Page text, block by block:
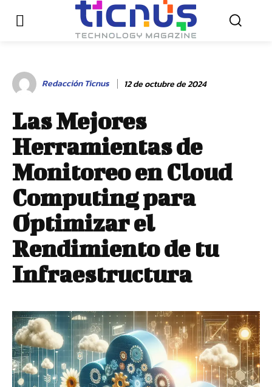
Redacción Ticnus 12 de octubre de 2024
Las Mejores
Herramientas de
Monitoreo en Cloud
Computing para
Optimizar el
Rendimiento de tu
Infraestructura